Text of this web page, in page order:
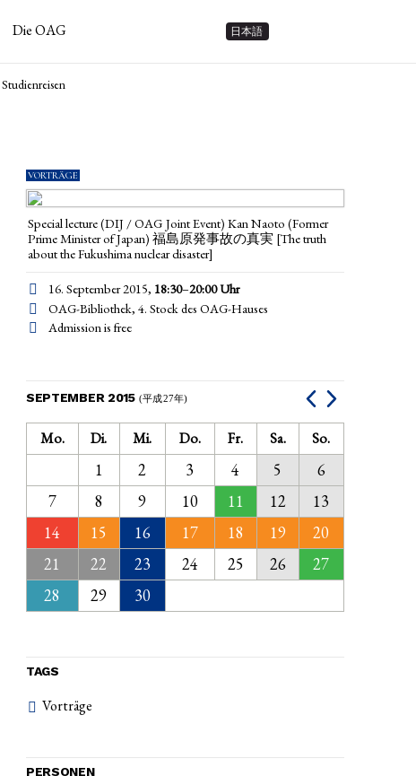
Die OAG 日本語
Studienreisen
VORTRÄGE
Special lecture (DIJ / OAG Joint Event) Kan Naoto (Former
Prime Minister of Japan) 福島原発事故の真実 [The truth
about the Fukushima nuclear disaster]
16. September 2015, 18:30–20:00Uhr
OAG-Bibliothek, 4. Stock des OAG-Hauses
Admission is free
SEPTEMBER 2015 (平成27年)
Mo. Di. Mi. Do. Fr. Sa. So.
1 2 3 4 5
6
7
8 9 10 11 12
13
14
15 16 17 18 19
20
21
22 23 24 25 26
27
28
29 30
TAGS
Vorträge
PERSONEN